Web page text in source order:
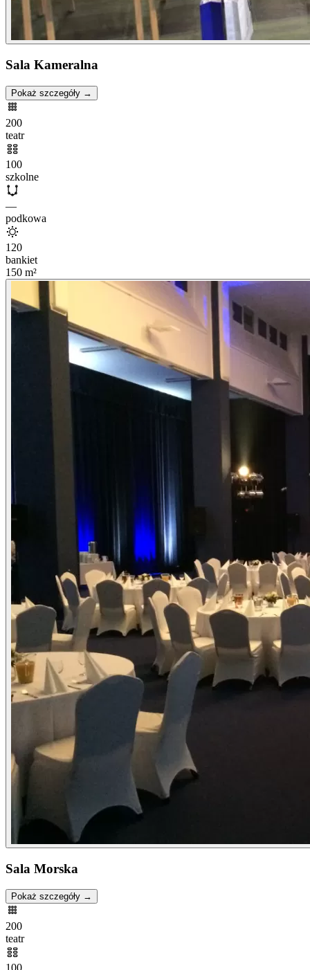
Sala Kameralna
Pokaż szczegóły →
200
teatr
100
szkolne
—
podkowa
120
bankiet
150 m²
Sala Morska
Pokaż szczegóły →
200
teatr